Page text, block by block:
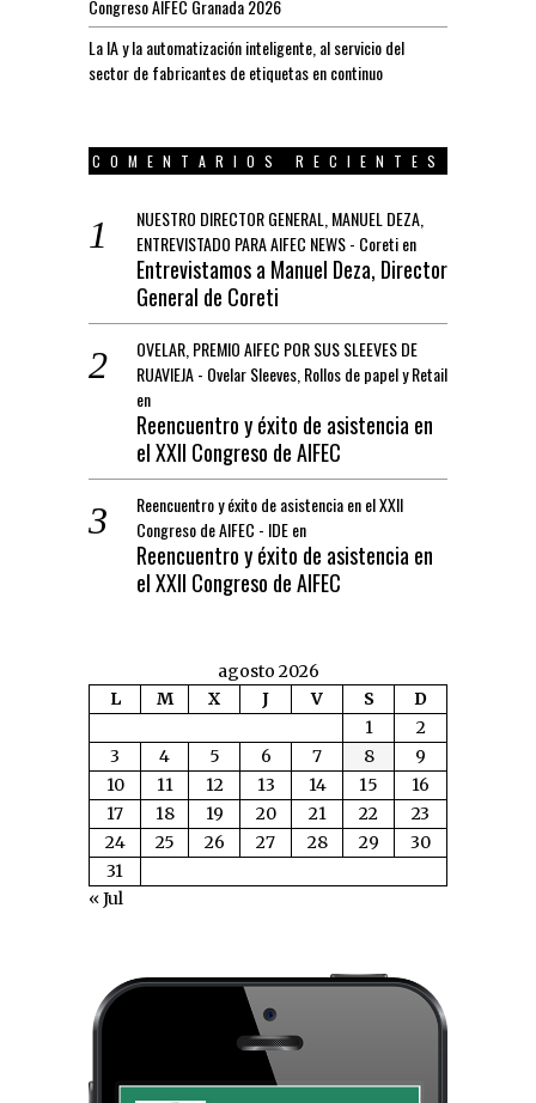
Congreso AIFEC Granada 2026
La IA y la automatización inteligente, al servicio del
sector de fabricantes de etiquetas en continuo
COMENTARIOS RECIENTES
NUESTRO DIRECTOR GENERAL, MANUEL DEZA,
ENTREVISTADO PARA AIFEC NEWS - Coretien
Entrevistamos a Manuel Deza, Director
General de Coreti
OVELAR, PREMIO AIFEC POR SUS SLEEVES DE
RUAVIEJA - Ovelar Sleeves, Rollos de papel y Retail
en
Reencuentro y éxito de asistencia en
el XXII Congreso de AIFEC
Reencuentro y éxito de asistencia en el XXII
Congreso de AIFEC - IDEen
Reencuentro y éxito de asistencia en
el XXII Congreso de AIFEC
agosto 2026
L
M X J V S
D
1
2
3
4 5 6 7 8
9
10
11 12 13 14 15
16
17
18 19 20 21 22
23
24
25 26 27 28 29
30
31
« Jul